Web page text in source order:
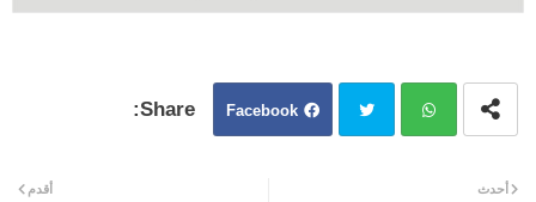
Facebook
أحدث أقدم